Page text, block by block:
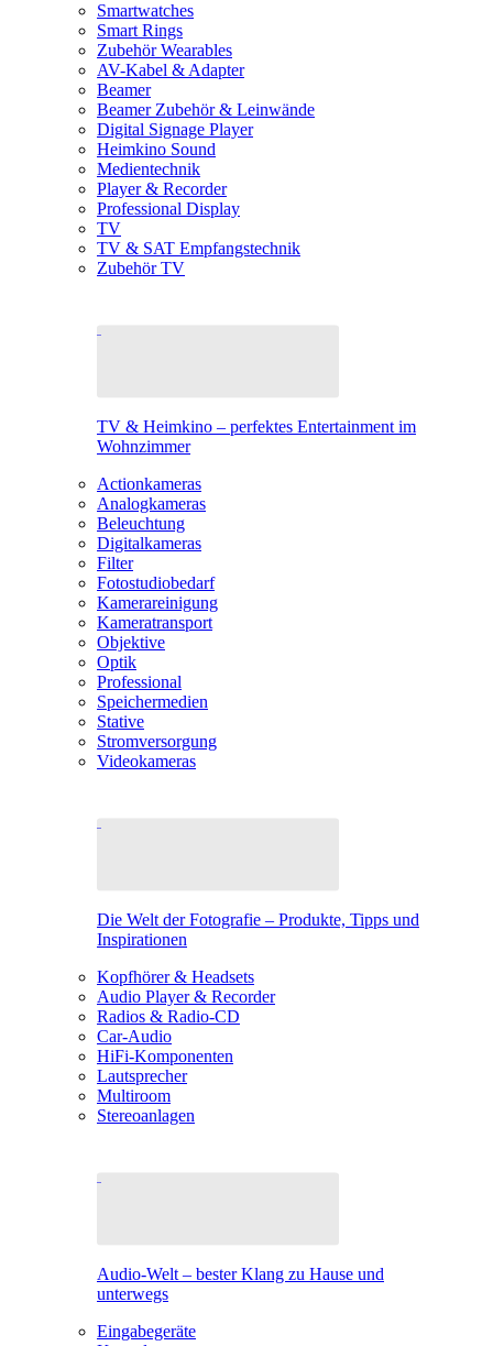
Smartwatches
Smart Rings
Zubehör Wearables
AV-Kabel & Adapter
Beamer
Beamer Zubehör & Leinwände
Digital Signage Player
Heimkino Sound
Medientechnik
Player & Recorder
Professional Display
TV
TV & SAT Empfangstechnik
Zubehör TV
TV & Heimkino – perfektes Entertainment im
Wohnzimmer
Actionkameras
Analogkameras
Beleuchtung
Digitalkameras
Filter
Fotostudiobedarf
Kamerareinigung
Kameratransport
Objektive
Optik
Professional
Speichermedien
Stative
Stromversorgung
Videokameras
Die Welt der Fotografie – Produkte, Tipps und
Inspirationen
Kopfhörer & Headsets
Audio Player & Recorder
Radios & Radio-CD
Car-Audio
HiFi-Komponenten
Lautsprecher
Multiroom
Stereoanlagen
Audio-Welt – bester Klang zu Hause und
unterwegs
Eingabegeräte